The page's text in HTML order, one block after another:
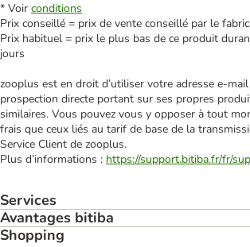
* Voir conditions
Prix conseillé = prix de vente conseillé par le
Prix habituel = prix le plus bas de ce produit
jours
zooplus est en droit d’utiliser votre adresse
prospection directe portant sur ses propres
similaires. Vous pouvez vous y opposer à tout
frais que ceux liés au tarif de base de la
Service Client de zooplus.
Plus d’informations : https://support.bitiba.fr/fr/
Services
Avantages bitiba
Shopping